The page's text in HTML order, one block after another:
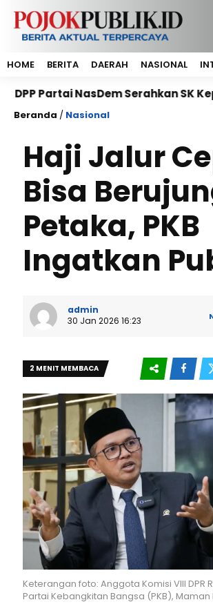
HOME BERITA DAERAH NASIONAL
NasDem Serahkan SK
Beranda / Nasional
Haji Jalur
Bisa
Petaka, PKB
Ingatkan
admin
30 Jan 2026 16:23
2 MENIT MEMBACA
Keterangan foto: Anggota Komisi VIII DPR
Partai Kebangkitan Bangsa (PKB), Maman